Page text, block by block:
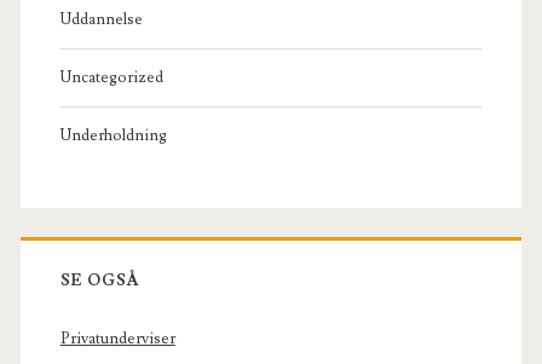
Uddannelse
Uncategorized
Underholdning
SE OGSÅ
Privatunderviser